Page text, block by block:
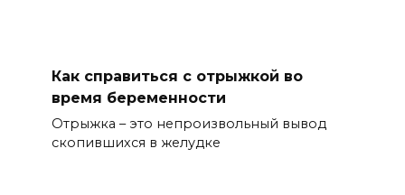
Как справиться с отрыжкой во
время беременности
Отрыжка – это непроизвольный вывод
скопившихся в желудке